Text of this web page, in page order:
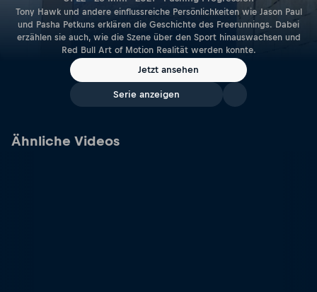
Tony Hawk und andere einflussreiche Persönlichkeiten wie Jason Paul
und Pasha Petkuns erklären die Geschichte des Freerunnings. Dabei
erzählen sie auch, wie die Szene über den Sport hinauswachsen und
Red Bull Art of Motion Realität werden konnte.
Jetzt ansehen
Serie anzeigen
Ähnliche Videos